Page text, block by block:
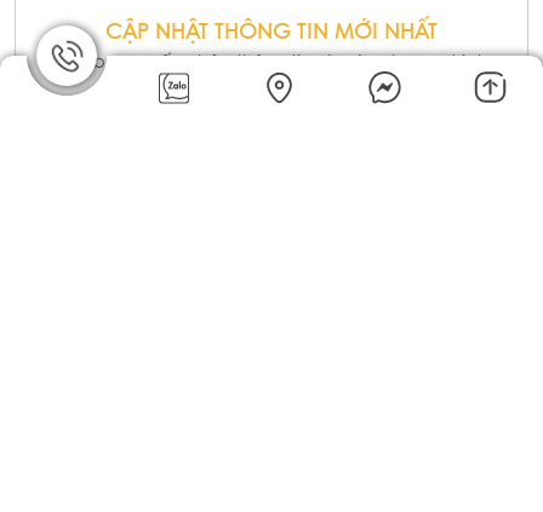
CẬP NHẬT THÔNG TIN MỚI NHẤT
Nếu bạn muốn nhận thông tin và các chương trình
mới của LÊ GIA , hãy để lại Email